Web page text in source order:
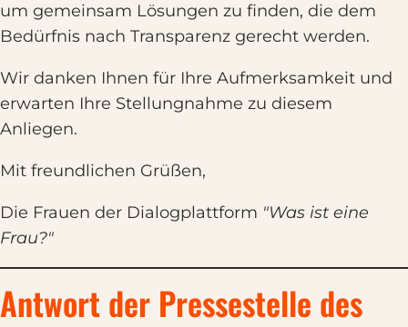
um gemeinsam Lösungen zu finden, die dem
Bedürfnis nach Transparenz gerecht werden.
Wir danken Ihnen für Ihre Aufmerksamkeit und
erwarten Ihre Stellungnahme zu diesem
Anliegen.
Mit freundlichen Grüßen,
Die Frauen der Dialogplattform "Was ist eine
Frau?"
Antwort der Pressestelle des